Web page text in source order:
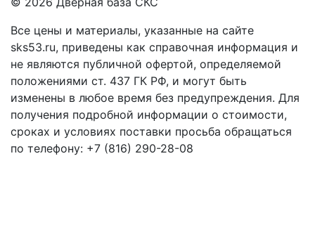
Все цены и материалы, указанные на сайте
sks53.ru, приведены как справочная информация и
не являются публичной офертой, определяемой
положениями ст. 437 ГК РФ, и могут быть
изменены в любое время без предупреждения. Для
получения подробной информации о стоимости,
сроках и условиях поставки просьба обращаться
по телефону: +7 (816) 290-28-08